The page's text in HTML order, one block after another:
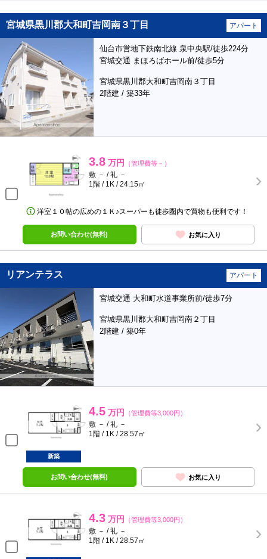
宮城県黒川郡大和町吉岡南３丁目 アパート
仙台市営地下鉄南北線 泉中央駅/徒歩224分
宮城交通 まほろばホール前/徒歩5分
宮城県黒川郡大和町吉岡南３丁目
2階建 / 築33年
3.8 万円 （管理費等－）
敷 － / 礼 －
1階 / 1K / 24.15㎡
洋室１０帖の広めの１Ｋ♪スーパーも徒歩圏内で買物も便利です！
お問い合わせ(無料) お気に入り
リアンテラス アパート
宮城交通 大和町水道事業所前/徒歩7分
宮城県黒川郡大和町吉岡南２丁目
2階建 / 築0年
4.5 万円 （管理費等3,000円）
敷 － / 礼 －
1階 / 1K / 28.57㎡
新築
お問い合わせ(無料) お気に入り
4.3 万円 （管理費等3,000円）
敷 － / 礼 －
1階 / 1K / 28.57㎡